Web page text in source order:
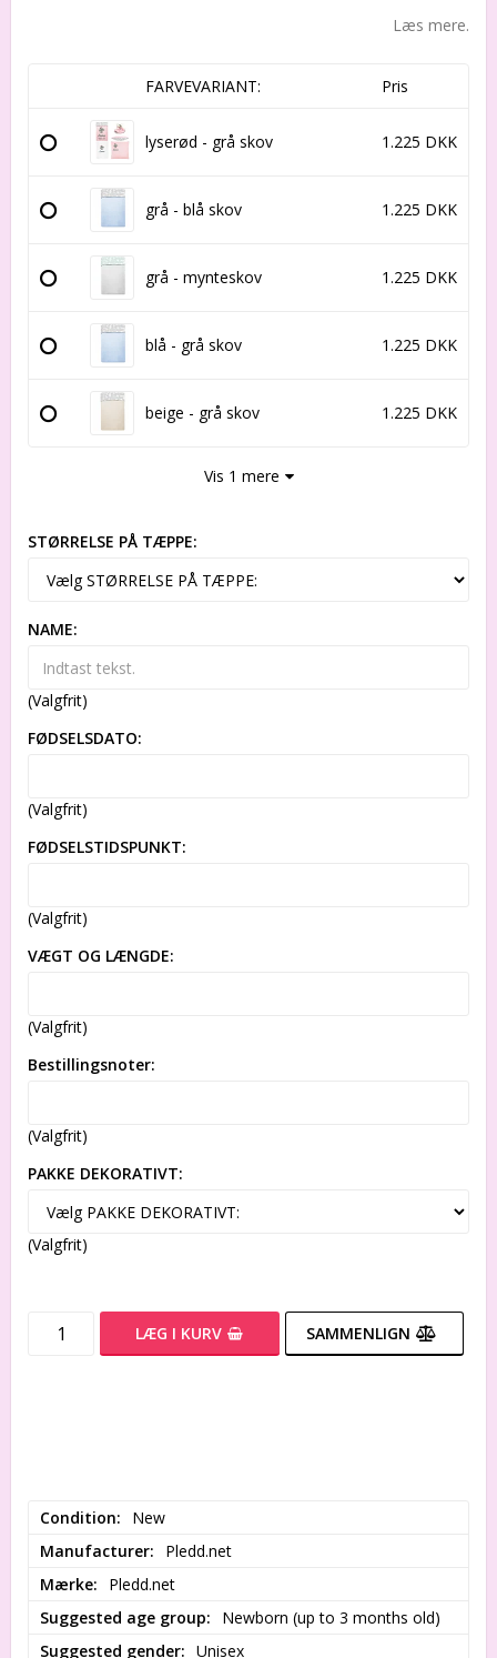
Læs mere.
FARVEVARIANT: Pris
lyserød - grå skov 1.225 DKK
grå - blå skov 1.225 DKK
grå - mynteskov 1.225 DKK
blå - grå skov 1.225 DKK
beige - grå skov 1.225 DKK
Vis 1 mere
STØRRELSE PÅ TÆPPE:
NAME:
(Valgfrit)
FØDSELSDATO:
(Valgfrit)
FØDSELSTIDSPUNKT:
(Valgfrit)
VÆGT OG LÆNGDE:
(Valgfrit)
Bestillingsnoter:
(Valgfrit)
PAKKE DEKORATIVT:
(Valgfrit)
LÆG I KURV SAMMENLIGN
Condition
New
Manufacturer
Pledd.net
Mærke
Pledd.net
Suggested age group
Newborn (up to 3 months old)
Suggested gender
Unisex